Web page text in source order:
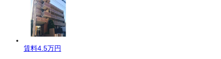
賃料4.5万円